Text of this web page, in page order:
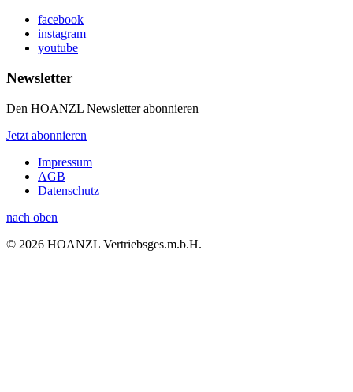
facebook
instagram
youtube
Newsletter
Den HOANZL Newsletter abonnieren
Jetzt abonnieren
Impressum
AGB
Datenschutz
nach oben
© 2026 HOANZL Vertriebsges.m.b.H.